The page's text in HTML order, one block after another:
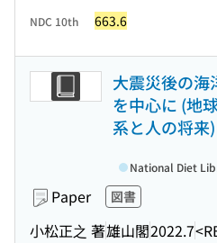
NDC 10th 663.6
大震災後の海
を中心に (地
系と人の将来)
Paper 図書
小松正之 著雄山閣2022.7
National Diet